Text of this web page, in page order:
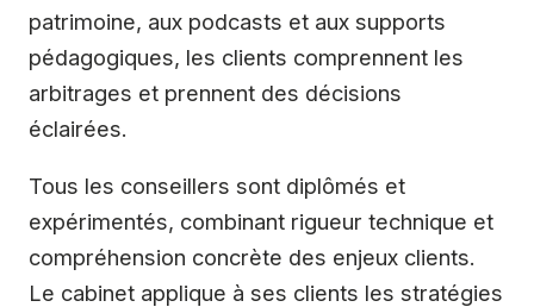
patrimoine, aux podcasts et aux supports
pédagogiques, les clients comprennent les
arbitrages et prennent des décisions
éclairées.
Tous les conseillers sont diplômés et
expérimentés, combinant rigueur technique et
compréhension concrète des enjeux clients.
Le cabinet applique à ses clients les stratégies